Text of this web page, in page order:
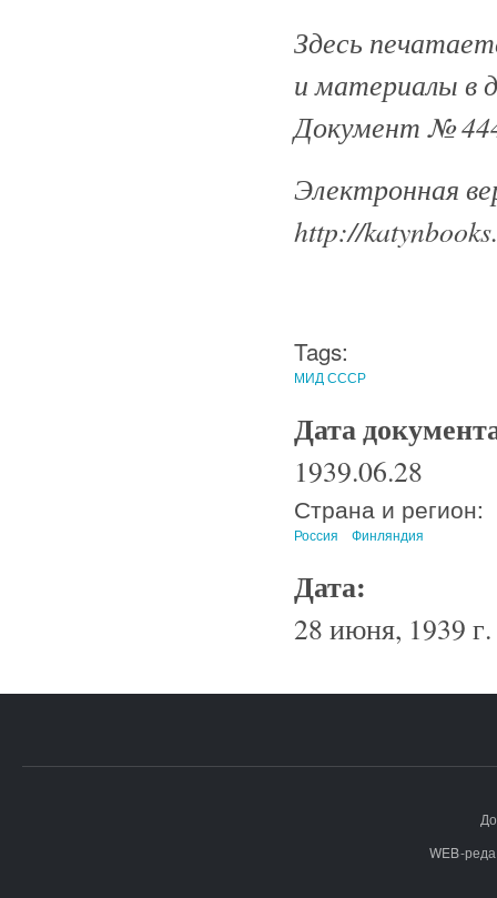
Здесь
и материалы в
Документ №
Электронная
http://
Tags:
МИД СССР
Дата
1939.06.28
Страна и регион:
Россия Финляндия
Дата:
28 июня, 1939 г.
WEB-